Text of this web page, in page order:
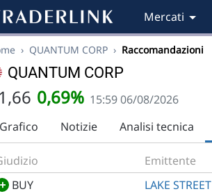
Mercati
› QUANTUM CORP › Raccomandazioni
QUANTUM CORP
0,69% 15:59 06/08/2026
Grafico
Notizie Analisi tecnica
Emittente
+ BUY LAKE STREET